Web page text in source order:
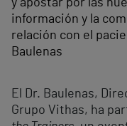
información y la
relación con el
Baulenas
El Dr. Baulenas,
Grupo Vithas, ha